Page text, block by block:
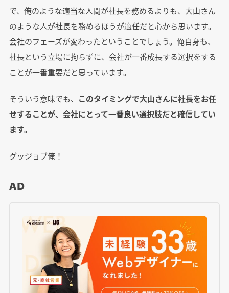
で、俺のような適当な人間が社長を務めるよりも、大山さん
のような人が社長を務めるほうが適任だと心から思います。
会社のフェーズが変わったということでしょう。俺自身も、
社長という立場に拘らずに、会社が一番成長する選択をする
ことが一番重要だと思っています。
そういう意味でも、 このタイミングで大山さんに社長をお任
せすることが、会社にとって一番良い選択肢だと確信してい
ます。
グッジョブ俺！
AD